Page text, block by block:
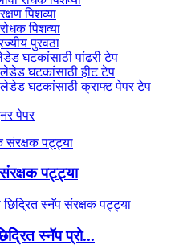
पिशव्या
पिशव्या
पुरवठा
घटकांसाठी पांढरी टेप
घटकांसाठी हीट टेप
घटकांसाठी क्राफ्ट पेपर टेप
पेपर
पट्ट्या
स्नॅप प्रो...